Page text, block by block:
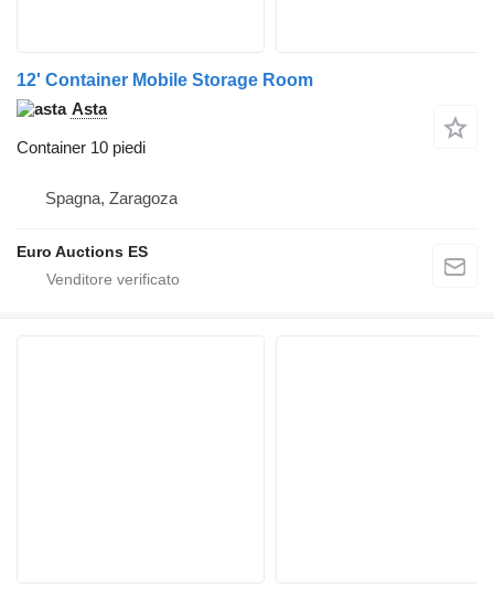
12' Container Mobile Storage Room
Asta
Container 10 piedi
Spagna, Zaragoza
Euro Auctions ES